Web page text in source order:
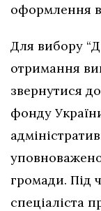
оформлення
Для вибору
отримання
звернутися
фонду
громади. Під
спеціаліста